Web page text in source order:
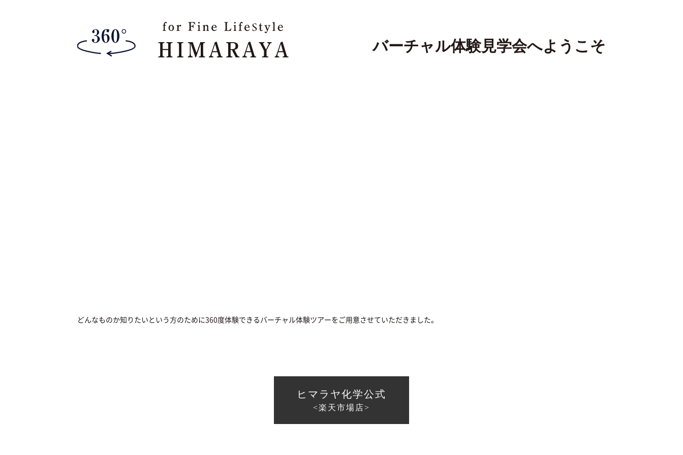
バーチャル体験見学会へようこそ
どんなものか知りたいという方のために360度体験できるバーチャル体験ツアーをご用意させていただきました。
ヒマラヤ化学公式
<楽天市場店>